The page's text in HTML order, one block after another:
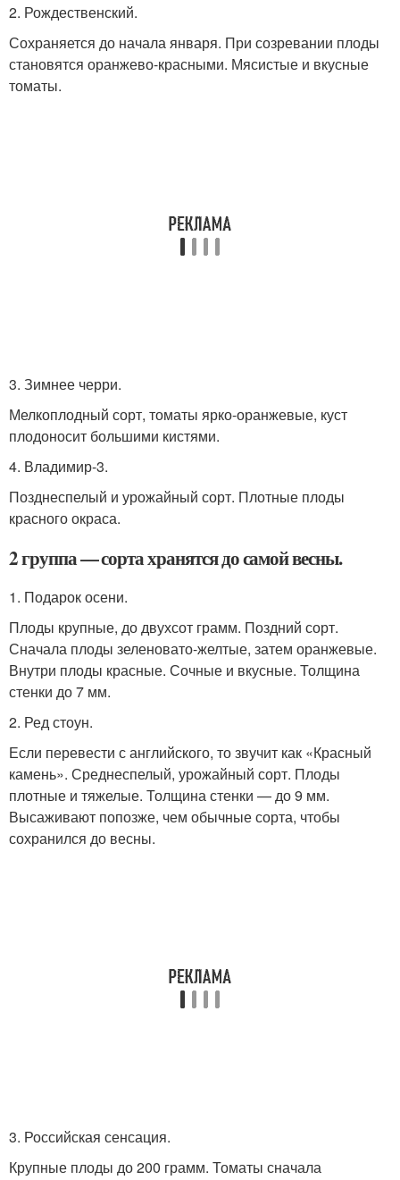
2. Рождественский.
Сохраняется до начала января. При созревании плоды
становятся оранжево-красными. Мясистые и вкусные
томаты.
3. Зимнее черри.
Мелкоплодный сорт, томаты ярко-оранжевые, куст
плодоносит большими кистями.
4. Владимир-3.
Позднеспелый и урожайный сорт. Плотные плоды
красного окраса.
2 группа — сорта хранятся до самой весны.
1. Подарок осени.
Плоды крупные, до двухсот грамм. Поздний сорт.
Сначала плоды зеленовато-желтые, затем оранжевые.
Внутри плоды красные. Сочные и вкусные. Толщина
стенки до 7 мм.
2. Ред стоун.
Если перевести с английского, то звучит как «Красный
камень». Среднеспелый, урожайный сорт. Плоды
плотные и тяжелые. Толщина стенки — до 9 мм.
Высаживают попозже, чем обычные сорта, чтобы
сохранился до весны.
3. Российская сенсация.
Крупные плоды до 200 грамм. Томаты сначала